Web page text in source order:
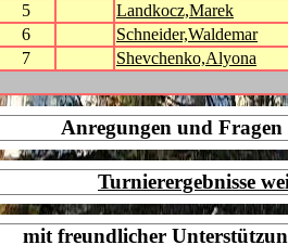
5
Landkocz,Marek
6
Schneider,Waldemar
7
Shevchenko,Alyona
Anregungen und
Turnierergebnisse
mit freundlicher